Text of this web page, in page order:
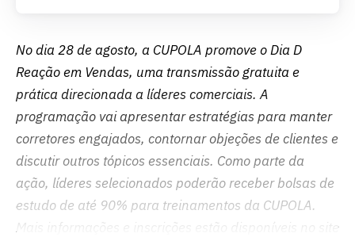
No dia 28 de agosto, a CUPOLA promove o Dia D
Reação em Vendas, uma transmissão gratuita e
prática direcionada a líderes comerciais. A
programação vai apresentar estratégias para manter
corretores engajados, contornar objeções de clientes e
discutir outros tópicos essenciais. Como parte da
ação, líderes selecionados poderão receber bolsas de
estudo de até 90% para treinamentos da CUPOLA.
Mais informações e inscrições estão disponíveis no site